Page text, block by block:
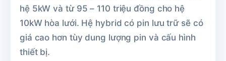
hệ 5kW và từ 95 – 110 triệu đồng cho hệ
10kW hòa lưới. Hệ hybrid có pin lưu trữ sẽ có
giá cao hơn tùy dung lượng pin và cấu hình
thiết bị.